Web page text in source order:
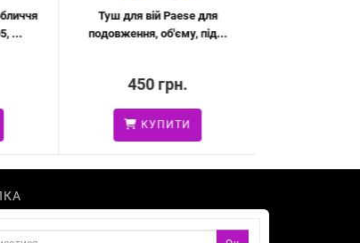
...
Туш для вій Paese для
подовження, об'єму, під...
450 грн.
КУПИТИ